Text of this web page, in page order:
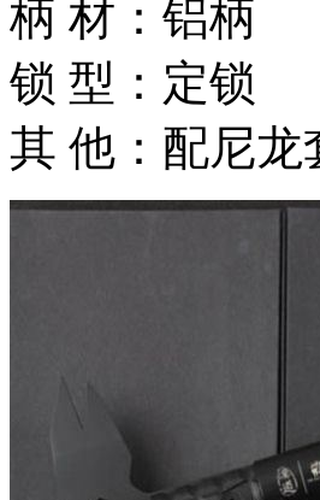
柄 材：铝柄
锁 型：定锁
其 他：配尼龙